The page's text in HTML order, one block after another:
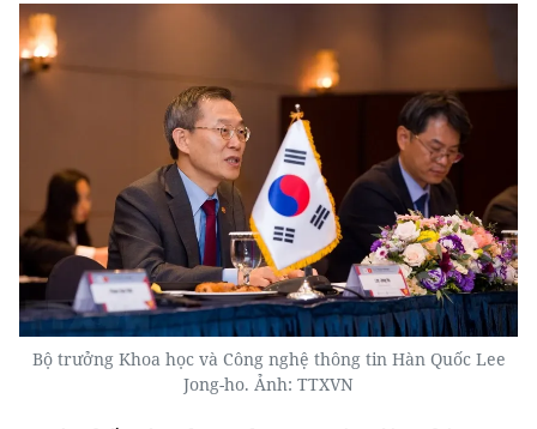
Bộ trưởng Khoa học và Công nghệ thông tin Hàn Quốc Lee
Jong-ho. Ảnh: TTXVN